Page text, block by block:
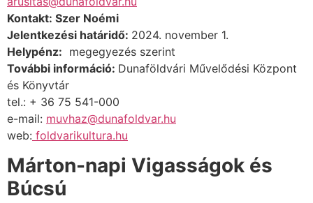
Kontakt: Szer Noémi
Jelentkezési határidő: 2024. november 1.
Helypénz: megegyezés szerint
További információ: Dunaföldvári Művelődési Központ
és Könyvtár
tel.: + 36 75 541-000
e-mail: muvhaz@dunafoldvar.hu
web: foldvarikultura.hu
Márton-napi Vigasságok és
Búcsú